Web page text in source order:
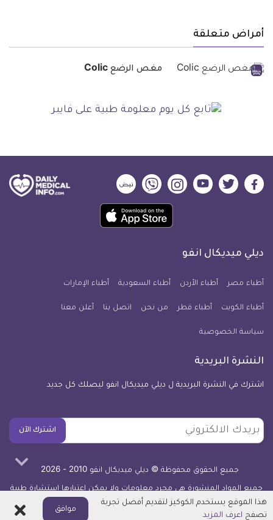
أمراض متعلقة
مغص الرضع Colic
ديلي
فيسبوك
ديلي
تويتر
ديلي
ميديكال
يوتيوب
ديلي
ميديكال
انفو
ديلي
ميديكال
انفو
ديلي
ميديكال
انفو
حمل
تطبيق
معلومة
للآيفون
ديلي ميديكال انفو
أطباء مصر أطباء الأردن أطباء السعودية أطباء الإمارات
أطباء الكويت أطباء قطر من نحن اتصل بنا أعلن معنا
سياسة الخصوصية
النشرة البريدية
اشترك في النشرة البريدية ل ديلي ميديكال انفو ليصلك كل جديد
بريدك
الالكتروني
اشترك الآن
جميع الحقوق محفوظة © ديلي ميديكال انفو 2010 - 2026
جميع المواد المنشورة هي مجرد معلومات ولا يمكن اعتبارها استشارة طبية
أو توصية علاجية - اعرف المزيد
هذا الموقع يستخدم الكوكيز لتقديم أفضل تجربة
تصفح اعرف المزيد
موافق اغلاق